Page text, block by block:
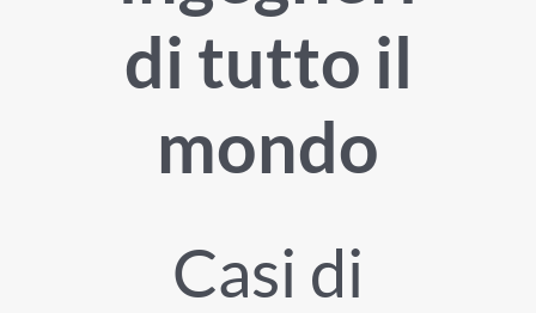
di tutto il
mondo
Casi di